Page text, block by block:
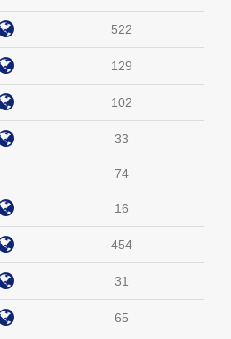
522
129
102
33
74
16
454
31
65